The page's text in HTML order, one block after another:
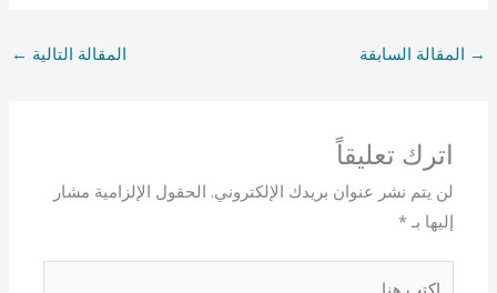
→ المقالة السابقة المقالة التالية ←
اترك تعليقاً
لن يتم نشر عنوان بريدك الإلكتروني. الحقول الإلزامية مشار
إليها بـ*